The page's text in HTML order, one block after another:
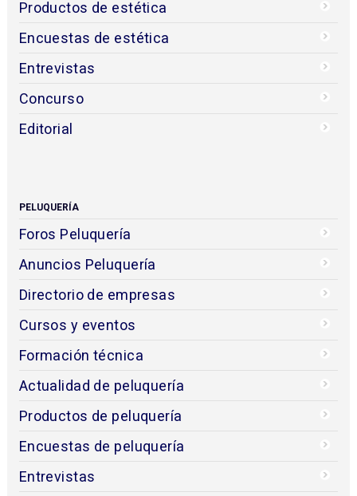
Empresas
Usuarios
Blogs
Videos
Studio Beauty Market
Foros Estética
Anuncios Estética
Directorio de empresas
Cursos y eventos
Formación técnica
Noticias Estética
Productos de estética
Encuestas de estética